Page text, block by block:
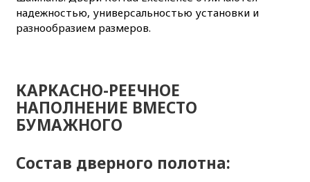
надежностью, универсальностью установки и
разнообразием размеров.
КАРКАСНО-РЕЕЧНОЕ
НАПОЛНЕНИЕ ВМЕСТО
БУМАЖНОГО
Состав дверного полотна: